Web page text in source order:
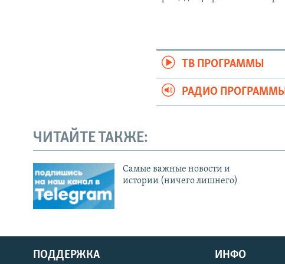
ТВ ПРОГРАММЫ
РАДИО ПРОГРАММЫ
ЧИТАЙТЕ ТАКЖЕ:
Cамые важные новости и
истории (ничего лишнего)
ПОДДЕРЖКА ИНФО